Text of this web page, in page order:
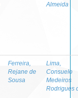
Almeida
Ferreira,
Rejane de
Sousa
Lima,
Consuelo
Medeiros
Rodrigues